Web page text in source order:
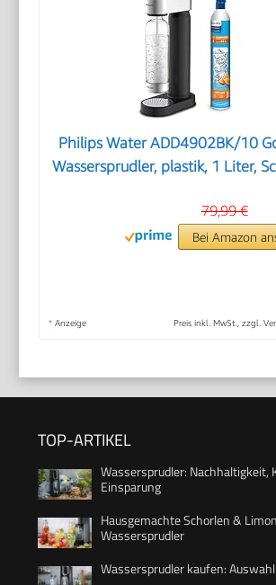
Philips Water ADD4902BK/10
Wassersprudler, plastik, 1 Liter,
79,99 €
Bei Amazon
* Anzeige Preis inkl. MwSt., zzgl.
TOP-ARTIKEL
Wassersprudler: Nachhaltigkeit,
Einsparung
Hausgemachte Schorlen &
Wassersprudler
Wassersprudler kaufen: